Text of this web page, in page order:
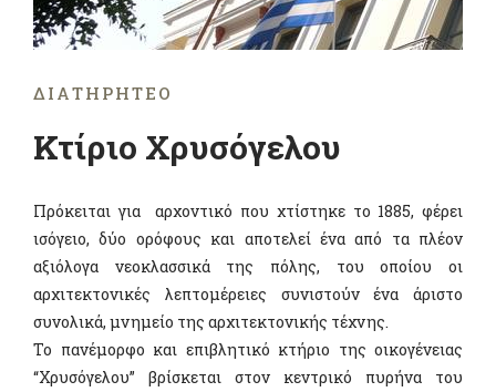
ΔΙΑΤΗΡΗΤΈΟ
Κτίριο Χρυσόγελου
Πρόκειται για αρχοντικό που χτίστηκε το 1885, φέρει
ισόγειο, δύο ορόφους και αποτελεί ένα από τα πλέον
αξιόλογα νεοκλασσικά της πόλης, του οποίου οι
αρχιτεκτονικές λεπτομέρειες συνιστούν ένα άριστο
συνολικά, μνημείο της αρχιτεκτονικής τέχνης.
Το πανέμορφο και επιβλητικό κτήριο της οικογένειας
“Χρυσόγελου” βρίσκεται στον κεντρικό πυρήνα του